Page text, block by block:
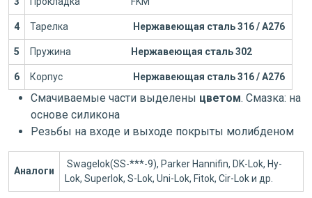
4 Тарелка Нержавеющая сталь 316 / А276
5 Пружина Нержавеющая сталь 302
6 Корпус Нержавеющая сталь 316 / А276
Смачиваемые части выделены цветом. Смазка: на
основе силикона
Резьбы на входе и выходе покрыты молибденом
Аналоги
Swagelok(SS-***-9), Parker Hannifin, DK-Lok, Hy-
Lok, Superlok, S-Lok, Uni-Lok, Fitok, Cir-Lok и др.